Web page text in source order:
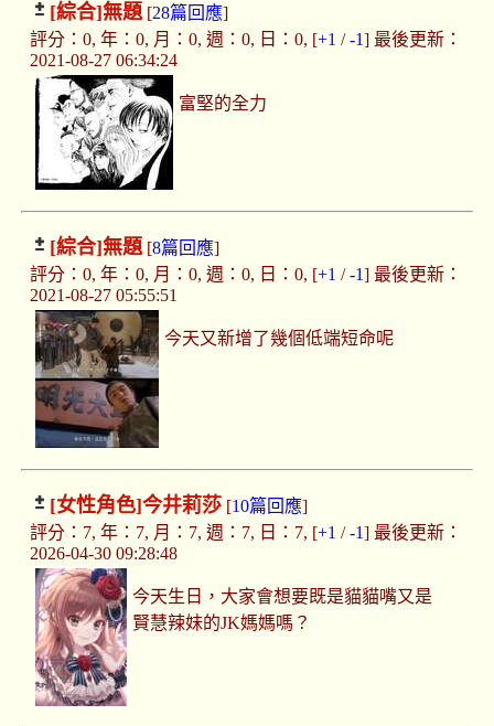
[綜合]無題[28篇回應]
評分：0, 年：0, 月：0, 週：0, 日：0, [+1 /-1] 最後更新：
2021-08-27 06:34:24
富堅的全力
[綜合]無題[8篇回應]
評分：0, 年：0, 月：0, 週：0, 日：0, [+1 /-1] 最後更新：
2021-08-27 05:55:51
今天又新增了幾個低端短命呢
[女性角色]今井莉莎[10篇回應]
評分：7, 年：7, 月：7, 週：7, 日：7, [+1 /-1] 最後更新：
2026-04-30 09:28:48
今天生日，大家會想要既是貓貓嘴又是
賢慧辣妹的JK媽媽嗎？